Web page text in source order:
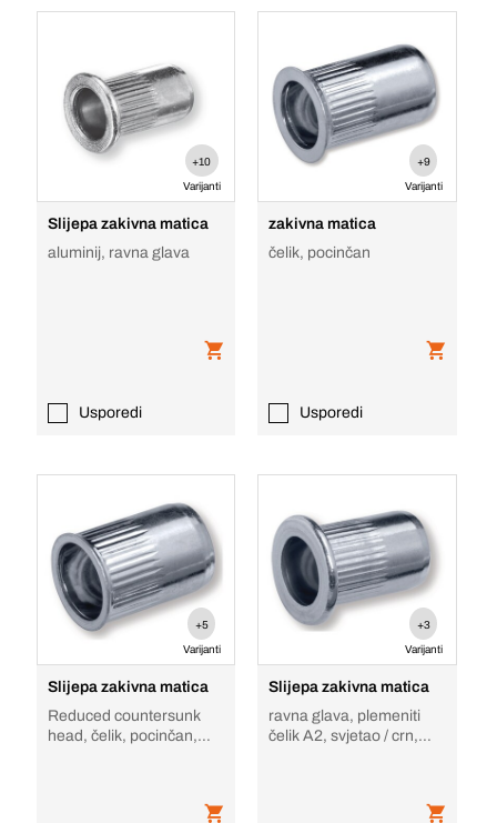
+10
Varijanti
Slijepa zakivna matica
aluminij, ravna glava
Usporedi
+9
Varijanti
zakivna matica
čelik, pocinčan
Usporedi
+5
Varijanti
Slijepa zakivna matica
Reduced countersunk
head, čelik, pocinčan,
+3
Varijanti
Slijepa zakivna matica
ravna glava, plemeniti
čelik A2, svjetao / crn,